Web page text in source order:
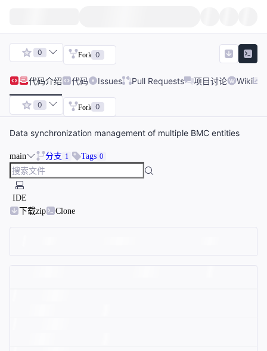
0 Fork 0
代码介绍 代码 Issues Pull Requests 项目讨论 Wiki
0 Fork 0
Data synchronization management of multiple BMC entities
main 分支 1 Tags 0
IDE
下载zip
Clone